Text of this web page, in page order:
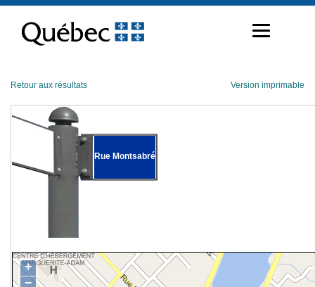
contenu
Retour aux résultats Version imprimable
Rue Montsabré
+
−